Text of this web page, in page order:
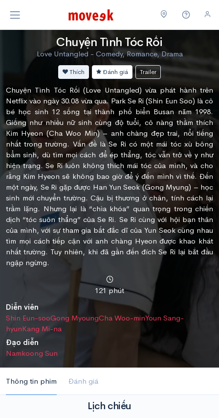
Chuyện Tình Tóc Rối
Love Untangled - Comedy, Romance, Drama
Thích Đánh giá Trailer
Chuyện Tình Tóc Rối (Love Untangled) vừa phát hành trên
Netflix vào ngày 30.08 vừa qua. Park Se Ri (Shin Eun Soo) là cô
bé học sinh 12 sống tại thành phố biển Busan năm 1998.
Giống như nhiều nữ sinh cùng độ tuổi, cô nàng thầm thích
Kim Hyeon (Cha Woo Min) – anh chàng đẹp trai, nổi tiếng
nhất trong trường. Vấn đề là Se Ri có một mái tóc xù bông
bẩm sinh, dù tìm mọi cách để ép thẳng, tóc vẫn trở về y như
hiện trạng. Se Ri luôn không thích mái tóc của mình, và cho
rằng Kim Hyeon sẽ không bao giờ để ý đến mình vì thế. Đến
một ngày, Se Ri gặp được Han Yun Seok (Gong Myung) – học
sinh mới chuyển trường. Cậu bị thương ở chân, tính cách lại
trầm lặng. Nhưng lại là “chìa khóa” quan trọng trong chiến
dịch “tóc suôn thẳng” của Se Ri. Se Ri cùng với hội bạn thân
của mình, với sự tham gia bất đắc dĩ của Yun Seok cùng nhau
tìm mọi cách tiếp cận với anh chàng Hyeon được khao khát
nhất trường. Tuy nhiên, khi đã gần đến đích Se Ri lại bắt đầu
ngập ngừng.
121 phút
Diễn viên
Shin Eun-sooGong MyoungCha Woo-minYoun Sang-
hyunKang Mi-na
Đạo diễn
Namkoong Sun
Thông tin phim Đánh giá
Lịch chiếu